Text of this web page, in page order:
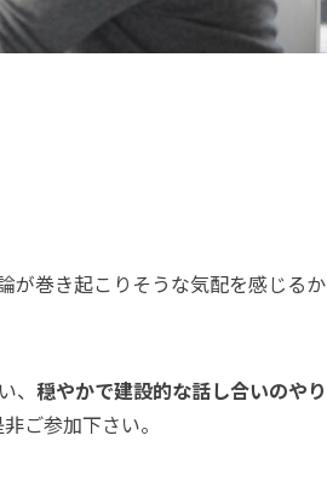
が巻き起こりそうな気配を感じるか
、 穏やかで建設的な話し合いのやり
ご参加下さい。